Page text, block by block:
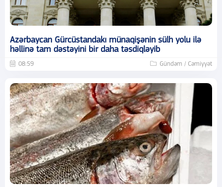
Azərbaycan Gürcüstandakı münaqişənin sülh yolu ilə
həllinə tam dəstəyini bir daha təsdiqləyib
08:59 Gündəm / Cəmiyyət